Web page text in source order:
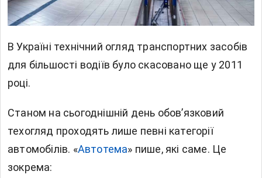
В Україні технічний огляд транспортних засобів
для більшості водіїв було скасовано ще у 2011
році.
Станом на сьогоднішній день обов’язковий
техогляд проходять лише певні категорії
автомобілів. «Автотема» пише, які саме. Це
зокрема: